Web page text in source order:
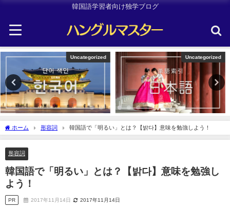
韓国語学習者向け独学ブログ
Uncategorized TOPIK
ホーム 形容詞 韓国語で「明るい」とは？【밝다】意味を勉強しよう！
形容詞
韓国語で「明るい」とは？【밝다】意味を勉強し
よう！
PR 2017年11月14日 2017年11月14日